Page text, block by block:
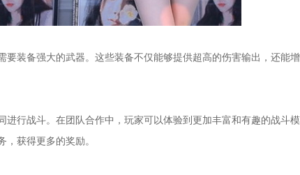
装备强大的武器。这些装备不仅能够提供超高的伤害输出，还能
行战斗。在团队合作中，玩家可以体验到更加丰富和有趣的战斗模
获得更多的奖励。